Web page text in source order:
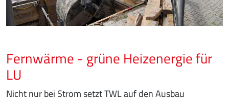
Fernwärme - grüne Heizenergie für
LU
Nicht nur bei Strom setzt TWL auf den Ausbau